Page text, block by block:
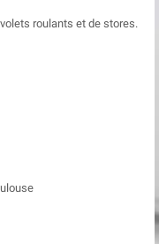
roulants et de stores.